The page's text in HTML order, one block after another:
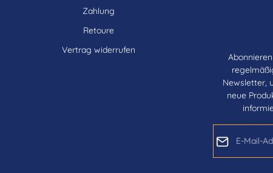
Zahlung
Retoure
Vertrag widerrufen
Newsletter,
neue